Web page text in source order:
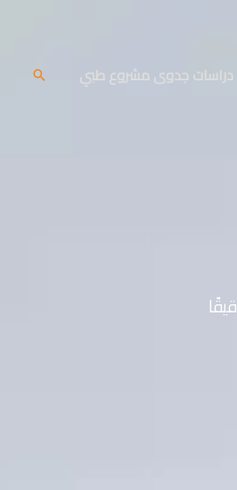
دراسات جدوى مشروع طبي البحث
دقيقًا